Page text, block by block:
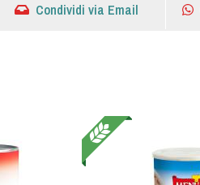
Condividi via Email